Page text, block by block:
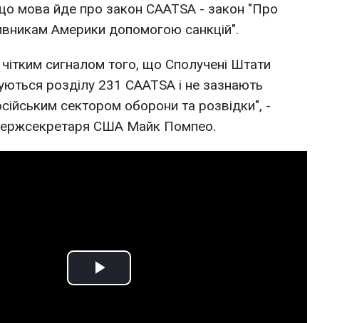
мова йде про закон CAATSA - закон "Про
Америки допомогою санкцій".
чітким сигналом того, що Сполучені Штати
розділу 231 CAATSA і не зазнають
сектором оборони та розвідки", -
США Майк Помпео.
Play